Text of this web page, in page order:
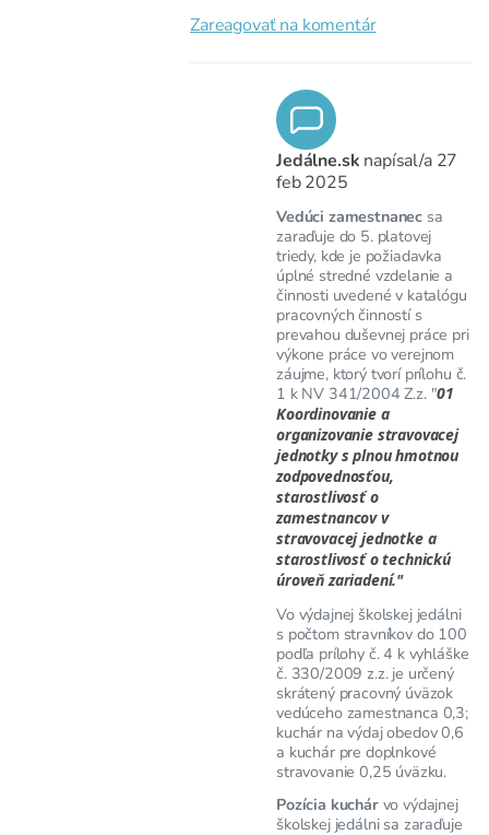
Zareagovať na komentár
Jedálne.sk napísal/a 27
feb 2025
Vedúci zamestnanec sa
zaraďuje do 5. platovej
triedy, kde je požiadavka
úplné stredné vzdelanie a
činnosti uvedené v katalógu
pracovných činností s
prevahou duševnej práce pri
výkone práce vo verejnom
záujme, ktorý tvorí prílohu č.
1 k NV 341/2004 Z.z. "01
Koordinovanie a
organizovanie stravovacej
jednotky s plnou hmotnou
zodpovednosťou,
starostlivosť o
zamestnancov v
stravovacej jednotke a
starostlivosť o technickú
úroveň zariadení."
Vo výdajnej školskej jedálni
s počtom stravníkov do 100
podľa prílohy č. 4 k vyhláške
č. 330/2009 z.z. je určený
skrátený pracovný úväzok
vedúceho zamestnanca 0,3;
kuchár na výdaj obedov 0,6
a kuchár pre doplnkové
stravovanie 0,25 úväzku.
Pozícia kuchárvo výdajnej
školskej jedálni sa zaraďuje